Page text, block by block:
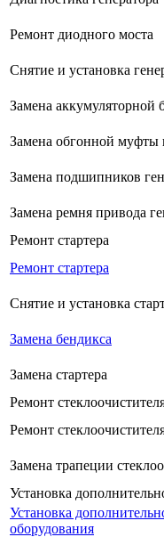
Ремонт диодного моста
Снятие и установка
Замена аккумуляторной
Замена обгонной муфты
Замена подшипников
Замена ремня привода
Ремонт стартера
Ремонт стартера
Снятие и установка
Замена бендикса
Замена стартера
Ремонт
Ремонт
Замена трапеции
Установка
Установка
оборудования